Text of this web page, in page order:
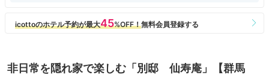
非日常を隠れ家で楽しむ「別邸 仙寿庵」【群馬